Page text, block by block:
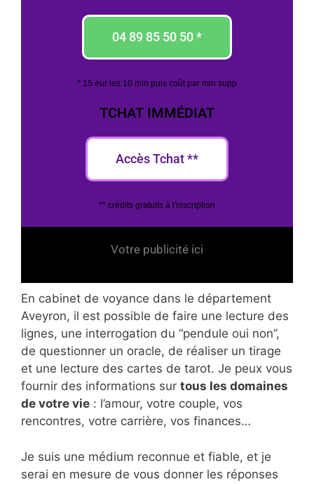
04 89 85 50 50 *
* 15 eur les 10 min puis coût par min supp
TCHAT IMMÉDIAT
Accès Tchat **
** crédits gratuits à l'inscription
Votre publicité ici
En cabinet de voyance dans le département
Aveyron, il est possible de faire une lecture des
lignes, une interrogation du “pendule oui non”,
de questionner un oracle, de réaliser un tirage
et une lecture des cartes de tarot. Je peux vous
fournir des informations sur tous les domaines
de votre vie : l’amour, votre couple, vos
rencontres, votre carrière, vos finances…
Je suis une médium reconnue et fiable, et je
serai en mesure de vous donner les réponses